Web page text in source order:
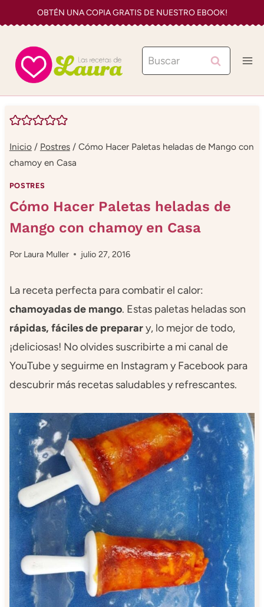
al
contenido
OBTÉN UNA COPIA GRATIS DE NUESTRO EBOOK!
Buscar:
Inicio / Postres / Cómo Hacer Paletas heladas de Mango con
chamoy en Casa
POSTRES
Cómo Hacer Paletas heladas de
Mango con chamoy en Casa
Por Laura Muller julio 27, 2016
La receta perfecta para combatir el calor:
chamoyadas de mango. Estas paletas heladas son
rápidas, fáciles de preparary, lo mejor de todo,
¡deliciosas! No olvides suscribirte a mi canal de
YouTube y seguirme en Instagram y Facebook para
descubrir más recetas saludables y refrescantes.